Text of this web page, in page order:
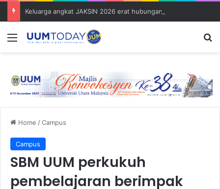
Menu
Home /Campus
Campus
SBM UUM perkukuh
pembelajaran berimpak